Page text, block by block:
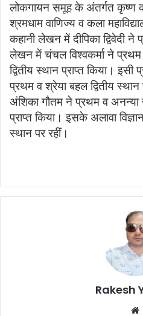
लोकगायन समूह के अंतर्गत कृष्ण
श्रमधाम वाणिज्य व कला
कहानी लेखन में दीपिका द्विवेदी ने
लेखन में चंचल विश्वकर्मा ने प्रथम
द्वितीय स्‍थान प्राप्‍त किया।
प्रथम व श्रेया बहल द्वितीय
अंशिका गौतम ने प्रथम व अनन्या
प्राप्‍त किया। इसके अलावा
स्‍थान पर रहीं।
Rakesh